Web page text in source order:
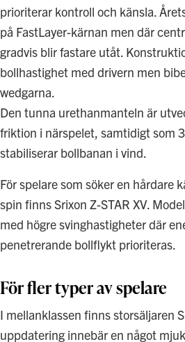
prioriterar kontroll och känsla.
på FastLayer-kärnan men där
gradvis blir fastare utåt.
bollhastighet med drivern men
wedgarna.
Den tunna urethanmanteln är
friktion i närspelet, samtidigt som
stabiliserar bollbanan i vind.
För spelare som söker en hårdare
spin finns Srixon Z-STAR XV.
med högre svinghastigheter där
penetrerande bollflykt prioriteras.
För fler typer av spelare
I mellanklassen finns storsäljaren
uppdatering innebär en något